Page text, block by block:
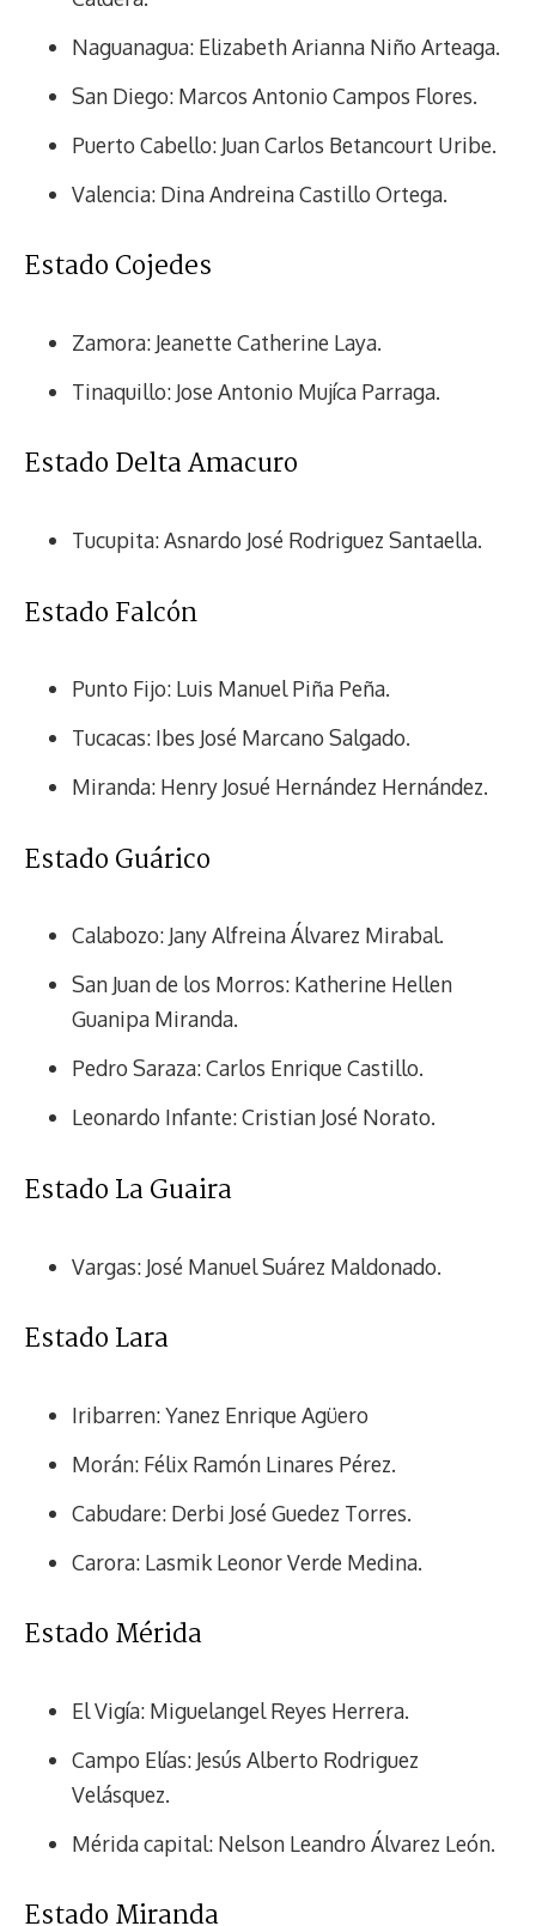
Naguanagua: Elizabeth Arianna Niño Arteaga.
San Diego: Marcos Antonio Campos Flores.
Puerto Cabello: Juan Carlos Betancourt Uribe.
Valencia: Dina Andreina Castillo Ortega.
Estado Cojedes
Zamora: Jeanette Catherine Laya.
Tinaquillo: Jose Antonio Mujíca Parraga.
Estado Delta Amacuro
Tucupita: Asnardo José Rodriguez Santaella.
Estado Falcón
Punto Fijo: Luis Manuel Piña Peña.
Tucacas: Ibes José Marcano Salgado.
Miranda: Henry Josué Hernández Hernández.
Estado Guárico
Calabozo: Jany Alfreina Álvarez Mirabal.
San Juan de los Morros: Katherine Hellen
Guanipa Miranda.
Pedro Saraza: Carlos Enrique Castillo.
Leonardo Infante: Cristian José Norato.
Estado La Guaira
Vargas: José Manuel Suárez Maldonado.
Estado Lara
Iribarren: Yanez Enrique Agüero
Morán: Félix Ramón Linares Pérez.
Cabudare: Derbi José Guedez Torres.
Carora: Lasmik Leonor Verde Medina.
Estado Mérida
El Vigía: Miguelangel Reyes Herrera.
Campo Elías: Jesús Alberto Rodriguez
Velásquez.
Mérida capital: Nelson Leandro Álvarez León.
Estado Miranda